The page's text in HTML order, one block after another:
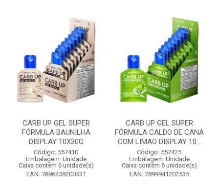
CARB UP GEL SUPER
FÓRMULA BAUNILHA
DISPLAY 10X30G
Código: 557410
Embalagem: Unidade
Caixa contém 6 unidade(s)
EAN: 7896438200531
CARB UP GEL SUPER
FÓRMULA CALDO DE CANA
COM LIMAO DISPLAY 10...
Código: 557425
Embalagem: Unidade
Caixa contém 6 unidade(s)
EAN: 7899941202535